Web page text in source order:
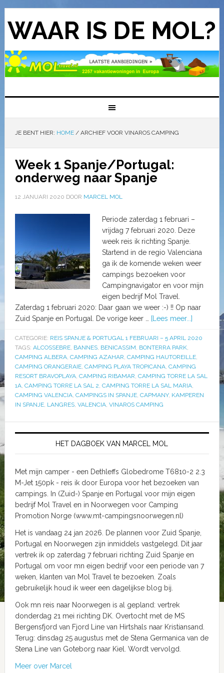
WAAR IS DE MOL?
JE BENT HIER: HOME /ARCHIEF VOOR VINAROS CAMPING
Week 1 Spanje/Portugal:
onderweg naar Spanje
12 JANUARI 2020 DOOR MARCEL MOL
Periode zaterdag 1 februari –
vrijdag 7 februari 2020. Deze
week reis ik richting Spanje.
Startend in de regio Valenciana
ga ik de komende weken weer
campings bezoeken voor
Campingnavigator en voor mijn
eigen bedrijf Mol Travel.
Zaterdag 1 februari 2020: Daar gaan we weer :-) !! Op naar
Zuid Spanje en Portugal. De vorige keer …
[Lees meer...]
CATEGORIE: REIS SPANJE & PORTUGAL 1 FEBRUARI – 5 APRIL 2020
TAGS: ALCOSSEBRE, BANNES, BENICASSIM, BONTERRA PARK,
CAMPING ALBERA, CAMPING AZAHAR, CAMPING HAUTOREILLE,
CAMPING ORANGERAIE, CAMPING PLAYA TROPICANA, CAMPING
RESORT BRAVOPLAYA, CAMPING RIBAMAR, CAMPING TORRE LA SAL
1A, CAMPING TORRE LA SAL 2, CAMPING TORRE LA SAL MARIA,
CAMPING VALENCIA, CAMPINGS IN SPANJE, CAPMANY, KAMPEREN
IN SPANJE, LANGRES, VALENCIA, VINAROS CAMPING
HET DAGBOEK VAN MARCEL MOL
Met mijn camper - een Dethleffs Globedrome T6810-2 2.3
M-Jet 150pk - reis ik door Europa voor het bezoeken van
campings. In (Zuid-) Spanje en Portugal voor mijn eigen
bedrijf Mol Travel en in Noorwegen voor Camping
Promotion Norge (www.mt-campingsnoorwegen.nl)
Het is vandaag 24 jan 2026. De plannen voor Zuid Spanje,
Portugal en Noorwegen zijn inmiddels vastgelegd. Dit jaar
vertrek ik op zaterdag 7 februari richting Zuid Spanje en
Portugal om voor mn eigen bedrijf voor een periode van 7
weken, klanten van Mol Travel te bezoeken. Zoals
gebruikelijk houd ik weer een dagelijkse blog bij.
Ook mn reis naar Noorwegen is al gepland: vertrek
donderdag 21 mei richting DK. Overtocht met de MS
Bergensfjord van Fjord Line van Hirtshals naar Kristiansand.
Terug: dinsdag 25 augustus met de Stena Germanica van de
Stena Line van Goteborg naar Kiel. Wordt vervolgd.
Meer over Marcel